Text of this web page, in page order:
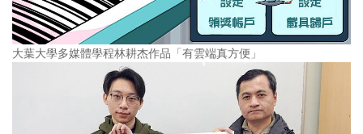
大葉大學多媒體學程林耕杰作品「有雲端真方便」